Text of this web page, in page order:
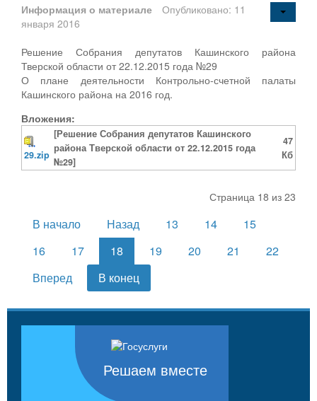
Информация о материале
Опубликовано: 11
января 2016
Решение Собрания депутатов Кашинского района
Тверской области от 22.12.2015 года №29
О плане деятельности Контрольно-счетной палаты
Кашинского района на 2016 год.
Вложения:
29.zip
[Решение Собрания депутатов Кашинского
района Тверской области от 22.12.2015 года
№29]
47
Кб
Страница 18 из 23
В начало Назад 13 14
15
16
17 18 19 20 21
22
Вперед
В конец
Решаем вместе